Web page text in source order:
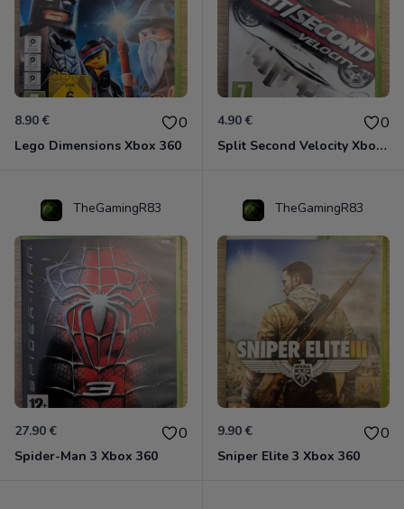
8.90 € 0
Lego Dimensions Xbox 360
4.90 € 0
Split Second Velocity Xbox 360
TheGamingR83
27.90 € 0
Spider-Man 3 Xbox 360
TheGamingR83
9.90 € 0
Sniper Elite 3 Xbox 360